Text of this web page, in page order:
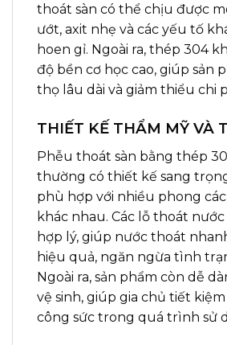
thoát sàn có thể chịu được
ướt, axit nhẹ và các yếu tố
hoen gỉ. Ngoài ra, thép 304
độ bền cơ học cao, giúp sản
thọ lâu dài và giảm thiểu chi
THIẾT KẾ THẨM MỸ VÀ
Phễu thoát sàn bằng thép
thường có thiết kế sang
phù hợp với nhiều phong
khác nhau. Các lỗ thoát
hợp lý, giúp nước thoát
hiệu quả, ngăn ngừa tình
Ngoài ra, sản phẩm còn dễ
vệ sinh, giúp gia chủ tiết
công sức trong quá trình sử